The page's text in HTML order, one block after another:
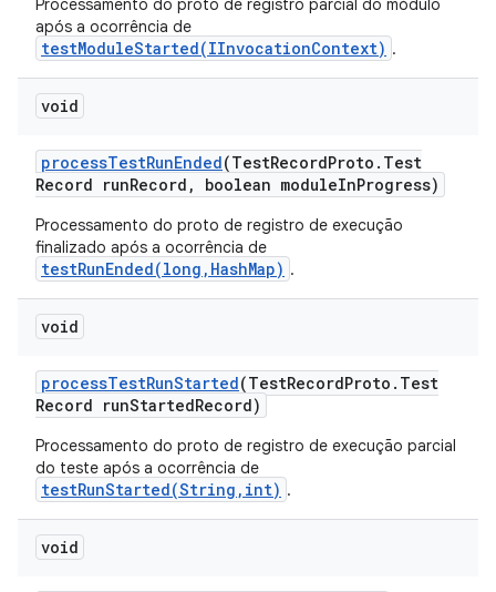
Processamento do proto de registro parcial do módulo
após a ocorrência de
testModuleStarted(IInvocationContext) .
void
processTestRunEnded(TestRecordProto . Test
Record runRecord , boolean moduleInProgress)
Processamento do proto de registro de execução
finalizado após a ocorrência de
testRunEnded(long,HashMap) .
void
processTestRunStarted(TestRecordProto . Test
Record runStartedRecord)
Processamento do proto de registro de execução parcial
do teste após a ocorrência de
testRunStarted(String,int) .
void